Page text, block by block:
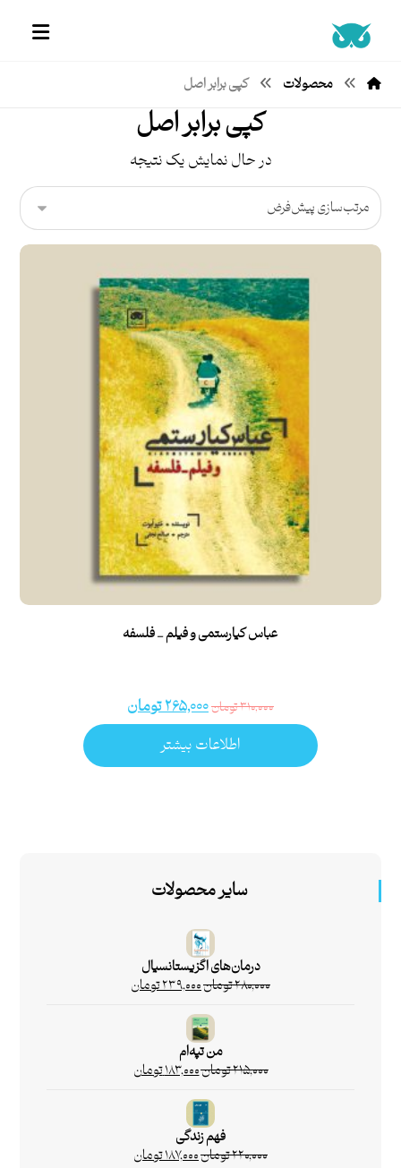
محصولات کپی برابر اصل
کپی برابر اصل
در حال نمایش یک نتیجه
عباس کیارستمی و فیلم _ فلسفه
۳۱۰,۰۰۰تومان۲۶۵,۰۰۰تومان
اطلاعات بیشتر
سایر محصولات
درمان‌های اگزیستانسیال
۲۸۰,۰۰۰تومان۲۳۹,۰۰۰تومان
من تپه‌ام
۲۱۵,۰۰۰تومان۱۸۳,۰۰۰تومان
فهم زندگی
۲۲۰,۰۰۰تومان۱۸۷,۰۰۰تومان